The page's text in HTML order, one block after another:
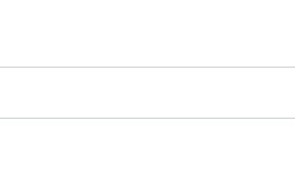
규제…파생제품 15% 관세, 120일 후
금지 행정명령 서명
마감…나스닥 0.06%↓